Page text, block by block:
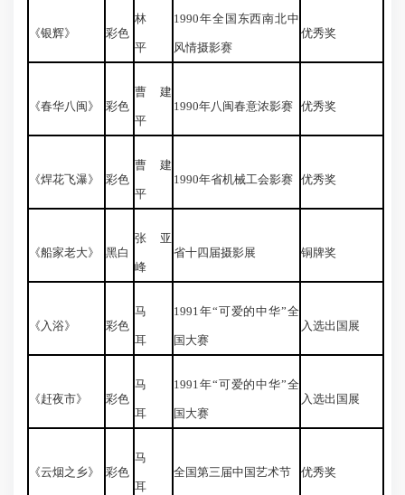
《银辉》 彩色
林
平
1990年全国东西南北中
风情摄影赛
优秀奖
《春华八闽》 彩色
曹建
平
1990年八闽春意浓影赛 优秀奖
《焊花飞瀑》 彩色
曹建
平
1990年省机械工会影赛 优秀奖
《船家老大》 黑白
张亚
峰
省十四届摄影展 铜牌奖
《入浴》 彩色
马
耳
1991年“可爱的中华”全
国大赛
入选出国展
《赶夜市》 彩色
马
耳
1991年“可爱的中华”全
国大赛
入选出国展
《云烟之乡》 彩色
马
耳
全国第三届中国艺术节 优秀奖